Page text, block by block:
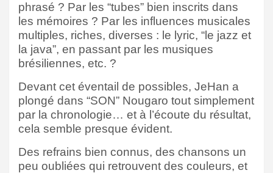
phrasé ? Par les “tubes” bien inscrits dans
les mémoires ? Par les influences musicales
multiples, riches, diverses : le lyric, “le jazz et
la java”, en passant par les musiques
brésiliennes, etc. ?
Devant cet éventail de possibles, JeHan a
plongé dans “SON” Nougaro tout simplement
par la chronologie… et à l’écoute du résultat,
cela semble presque évident.
Des refrains bien connus, des chansons un
peu oubliées qui retrouvent des couleurs, et